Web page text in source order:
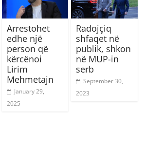
Arrestohet
edhe një
person që
kërcënoi
Lirim
Mehmetajn
January 29,
2025
Radojçiq
shfaqet në
publik, shkon
në MUP-in
serb
September 30,
2023